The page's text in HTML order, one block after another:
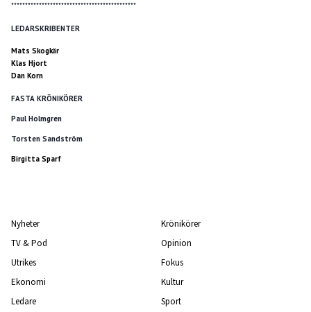
*********************************************
LEDARSKRIBENTER
Mats Skogkär
Klas Hjort
Dan Korn
FASTA KRÖNIKÖRER
Paul Holmgren
Torsten Sandström
Birgitta Sparf
Nyheter
TV & Pod
Utrikes
Ekonomi
Ledare
Krönikörer
Opinion
Fokus
Kultur
Sport